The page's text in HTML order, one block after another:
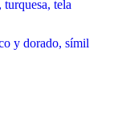
tela
y dorado, símil